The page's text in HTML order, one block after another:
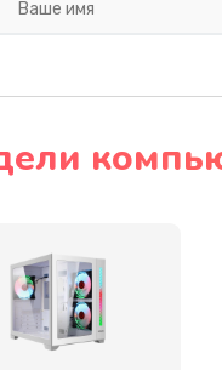
блока питания